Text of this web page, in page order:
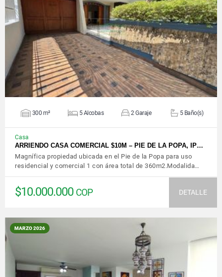
VER DETALLES
300 m² 5 Alcobas 2 Garaje 5 Baño(s)
Casa
ARRIENDO CASA COMERCIAL $10M – PIE DE LA POPA, IP…
Magnífica propiedad ubicada en el Pie de la Popa para uso
residencial y comercial 1 con área total de 360m2.Modalida…
$10.000.000 COP DETALLE
MARZO 2026